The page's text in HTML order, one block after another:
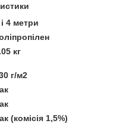
4 метри
кг
г/м2
(комісія 1,5%)